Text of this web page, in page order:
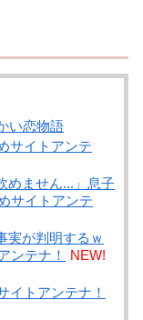
い恋物語
サイトアンテ
めません...」息子
サイトアンテ
実が判明するｗ
ンテナ！
NEW!
イトアンテナ！